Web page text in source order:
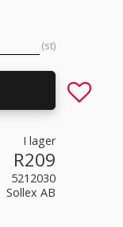
st
Lägg till
I lager
R209
5212030
Sollex AB